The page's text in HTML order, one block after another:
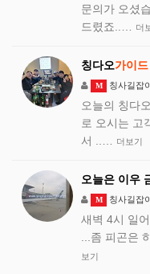
문의가 오셨
드렸죠..…
더
칭다오가이드
M 칭사길잡
오늘의 칭다
로 오시는 고
서 ..…
더보기
오늘은 이우
M 칭사길잡
새벽 4시 일
...좀 피곤은
보기